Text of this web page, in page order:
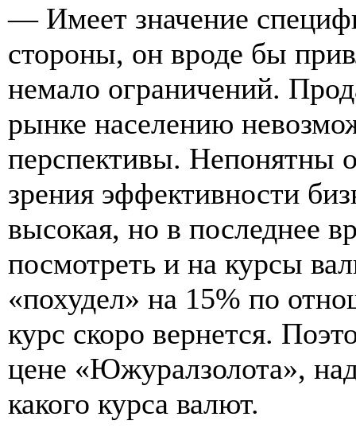
— Имеет значение
стороны, он вроде бы
немало ограничений.
рынке населению
перспективы. Непонятны
зрения эффективности
высокая, но в последнее
посмотреть и на курсы
«похудел» на 15% по
курс скоро вернется.
цене «Южуралзолота»,
какого курса валют.